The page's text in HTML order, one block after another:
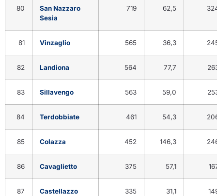
80
San Nazzaro
Sesia
719 62,5
81 Vinzaglio 565 36,3
82 Landiona 564 77,7
83 Sillavengo 563 59,0
84 Terdobbiate 461 54,3
85 Colazza 452 146,3
86 Cavaglietto 375 57,1
87
Castellazzo
335 31,1